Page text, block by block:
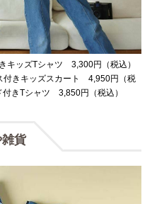
キッズTシャツ 3,300円（税込）
きキッズスカート 4,950円（税
きTシャツ 3,850円（税込）
貨